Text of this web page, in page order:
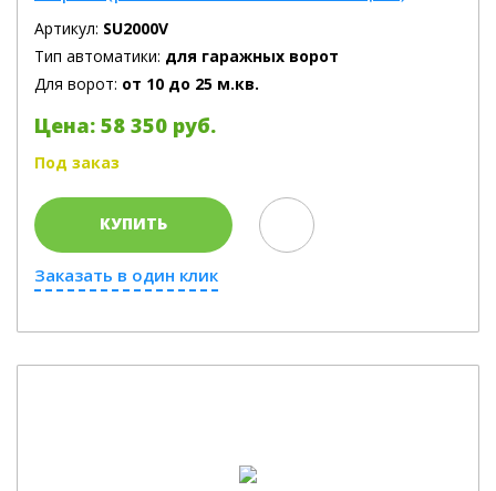
Артикул: SU2000V
Тип автоматики: для гаражных ворот
Для ворот: от 10 до 25 м.кв.
Цена: 58 350 руб.
Под заказ
КУПИТЬ
Заказать в один клик